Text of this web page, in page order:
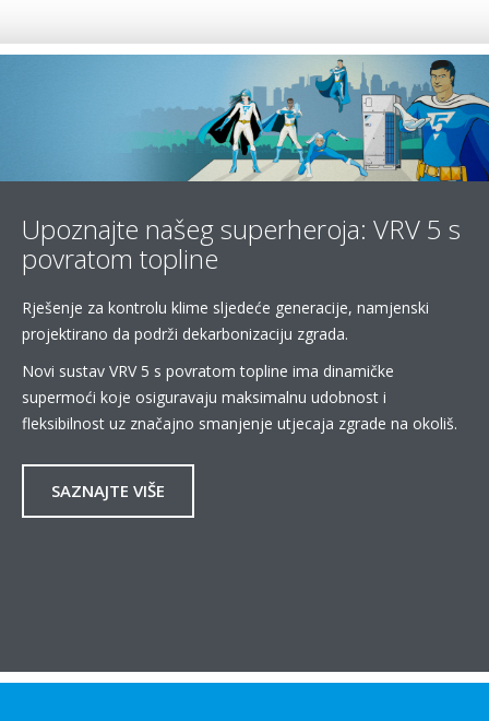
Upoznajte našeg superheroja: VRV 5 s
povratom topline
Rješenje za kontrolu klime sljedeće generacije, namjenski
projektirano da podrži dekarbonizaciju zgrada.
Novi sustav VRV 5 s povratom topline ima dinamičke
supermoći koje osiguravaju maksimalnu udobnost i
fleksibilnost uz značajno smanjenje utjecaja zgrade na okoliš.
SAZNAJTE VIŠE